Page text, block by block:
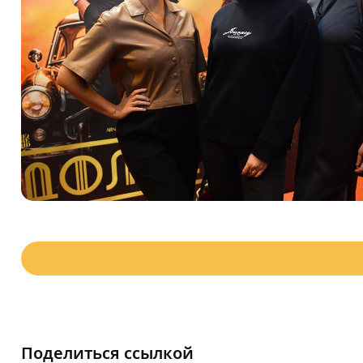
Поделиться ссылкой